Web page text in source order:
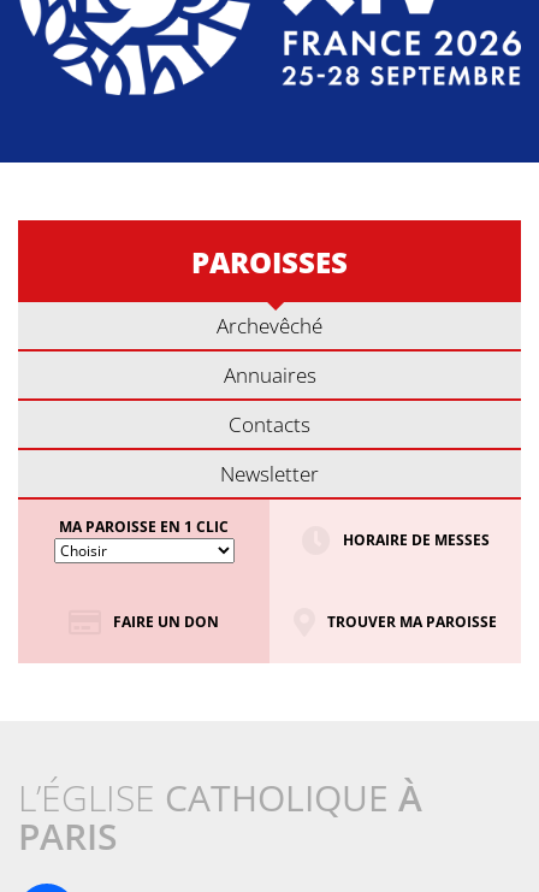
PAROISSES
Archevêché
Annuaires
Contacts
Newsletter
MA PAROISSE EN 1 CLIC
HORAIRE DE MESSES
FAIRE UN DON TROUVER MA PAROISSE
L’ÉGLISE CATHOLIQUE À
PARIS